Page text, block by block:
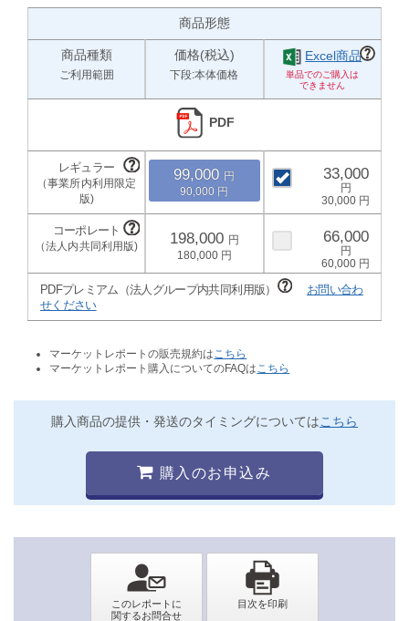
商品形態
商品種類
ご利用範囲
価格(税込)
下段:本体価格
Excel商品
PDF
99,000
90,000
33,000
30,000
198,000
180,000
66,000
60,000
PDFプレミアム（法人グループ内共同利用版）
お問い合わ
せください
マーケットレポートの販売規約は こちら
マーケットレポート購入についてのFAQは こちら
購入商品の提供・発送のタイミングについてはこちら
購入のお申込み